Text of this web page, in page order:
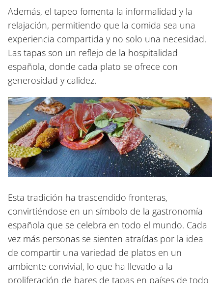
Además, el tapeo fomenta la informalidad y la
relajación, permitiendo que la comida sea una
experiencia compartida y no solo una necesidad.
Las tapas son un reflejo de la hospitalidad
española, donde cada plato se ofrece con
generosidad y calidez.
Esta tradición ha trascendido fronteras,
convirtiéndose en un símbolo de la gastronomía
española que se celebra en todo el mundo. Cada
vez más personas se sienten atraídas por la idea
de compartir una variedad de platos en un
ambiente convivial, lo que ha llevado a la
proliferación de bares de tapas en países de todo